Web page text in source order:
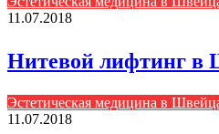
11.07.2018
Нитевой лифтинг в
Эстетическая медицина в
11.07.2018